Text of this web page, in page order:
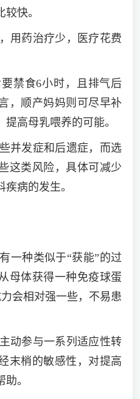
快。
用药治疗少，医疗花费
禁食6小时，且排气后
，顺产妈妈则可尽早补
高母乳喂养的可能。
并发症和后遗症，而选
这类风险，具体可减少
病的发生。
一种类似于“获能”的过
母体获得一种免疫球蛋
会相对强一些，不易患
动参与一系列适应性转
末梢的敏感性，对提高
。